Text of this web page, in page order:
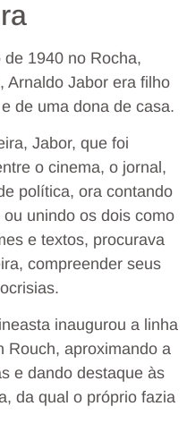
1940 no Rocha,
Arnaldo Jabor era filho
de uma dona de casa.
Jabor, que foi
o cinema, o jornal,
política, ora contando
unindo os dois como
e textos, procurava
compreender seus
inaugurou a linha
Rouch, aproximando a
e dando destaque às
da qual o próprio fazia